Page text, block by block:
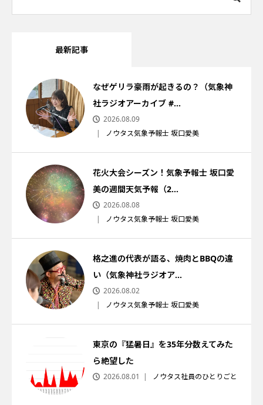
最新記事
なぜゲリラ豪雨が起きるの？（気象神
社ラジオアーカイブ #...
2026.08.09
ノウタス気象予報士 坂口愛美
花火大会シーズン！気象予報士 坂口愛
美の週間天気予報（2...
2026.08.08
ノウタス気象予報士 坂口愛美
格之進の代表が語る、焼肉とBBQの違
い（気象神社ラジオア...
2026.08.02
ノウタス気象予報士 坂口愛美
東京の『猛暑日』を35年分数えてみた
ら絶望した
2026.08.01 ノウタス社員のひとりごと